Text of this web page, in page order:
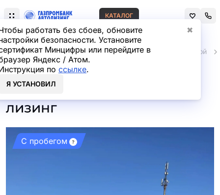
работать без сбоев, обновите
безопасности. Установите
Минцифры или перейдите в
Яндекс / Атом.
по ссылке.
Я УСТАНОВИЛ
✖
КАТАЛОГ
Главная Автомобили и техника с пробегом Легковой
LADA VESTA Седан Life 1.6
106hp 5MT с пробегом в
лизинг
С пробегом